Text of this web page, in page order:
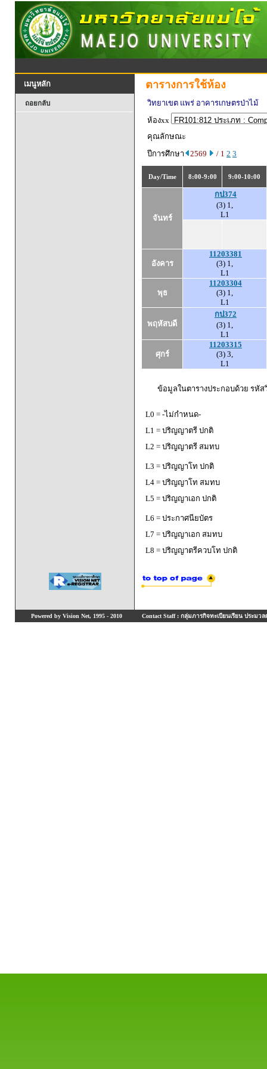
เมนูหลัก
ถอยกลับ
ตารางการใช้ห้อง
วิทยาเขต แพร่ อาคารเกษตรป่าไม้
ห้องxx
คุณลักษณะ
ปีการศึกษา
2569 / 1 2 3
Day/Time 8:00-9:00 9:00-10:00
จันทร์
กป374
(3) 1,
L1
อังคาร
11203381
(3) 1,
L1
พุธ
11203304
(3) 1,
L1
พฤหัสบดี
กป372
(3) 1,
L1
ศุกร์
11203315
(3) 3,
L1
ข้อมูลในตารางประกอบด้วย รหั
L0 = -ไม่กำหนด-
L1 = ปริญญาตรี ปกติ
L2 = ปริญญาตรี สมทบ
L3 = ปริญญาโท ปกติ
L4 = ปริญญาโท สมทบ
L5 = ปริญญาเอก ปกติ
L6 = ประกาศนียบัตร
L7 = ปริญญาเอก สมทบ
L8 = ปริญญาตรีควบโท ปกติ
Powered by Vision Net, 1995 - 2010 Contact Staff : กลุ่มภารกิจทะเบียนเรียน ประมวล